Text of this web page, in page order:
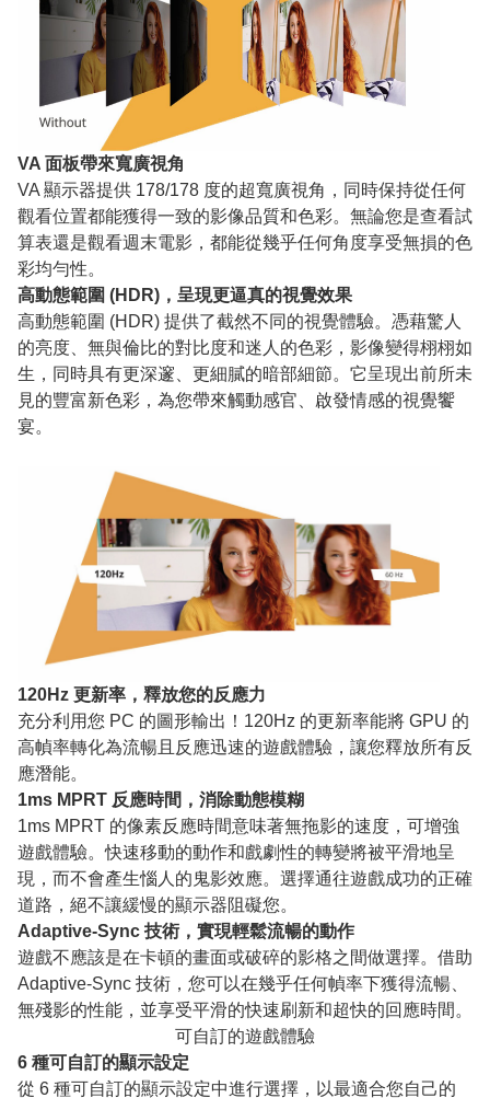
VA 面板帶來寬廣視角
VA 顯示器提供 178/178 度的超寬廣視角，同時保持從任何
觀看位置都能獲得一致的影像品質和色彩。無論您是查看試
算表還是觀看週末電影，都能從幾乎任何角度享受無損的色
彩均勻性。
高動態範圍 (HDR)，呈現更逼真的視覺效果
高動態範圍 (HDR) 提供了截然不同的視覺體驗。憑藉驚人
的亮度、無與倫比的對比度和迷人的色彩，影像變得栩栩如
生，同時具有更深邃、更細膩的暗部細節。它呈現出前所未
見的豐富新色彩，為您帶來觸動感官、啟發情感的視覺饗
宴。
120Hz 更新率，釋放您的反應力
充分利用您 PC 的圖形輸出！120Hz 的更新率能將 GPU 的
高幀率轉化為流暢且反應迅速的遊戲體驗，讓您釋放所有反
應潛能。
1ms MPRT 反應時間，消除動態模糊
1ms MPRT 的像素反應時間意味著無拖影的速度，可增強
遊戲體驗。快速移動的動作和戲劇性的轉變將被平滑地呈
現，而不會產生惱人的鬼影效應。選擇通往遊戲成功的正確
道路，絕不讓緩慢的顯示器阻礙您。
Adaptive-Sync 技術，實現輕鬆流暢的動作
遊戲不應該是在卡頓的畫面或破碎的影格之間做選擇。借助
Adaptive-Sync 技術，您可以在幾乎任何幀率下獲得流暢、
無殘影的性能，並享受平滑的快速刷新和超快的回應時間。
可自訂的遊戲體驗
6 種可自訂的顯示設定
從 6 種可自訂的顯示設定中進行選擇，以最適合您自己的